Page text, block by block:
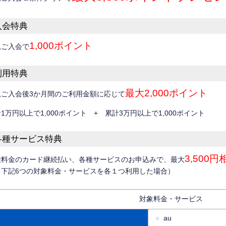
会特典
入会で1,000ポイント
用特典
入会後3か月間のご利用金額に応じて最大2,000ポイント
1万円以上で1,000ポイント + 累計3万円以上で1,000ポイント
種サービス特典
金のカード継続払い、各種サービスのお申込みで、最大3,500円
記6つの対象料金・サービスを各１つ利用した場合）
対象料金・サービス
au